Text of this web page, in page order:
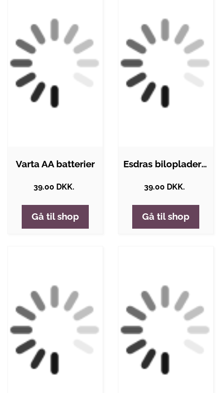
Varta AA batterier
39.00 DKK.
Gå til shop
Esdras biloplader - 2.4A/12V/24V
39.00 DKK.
Gå til shop